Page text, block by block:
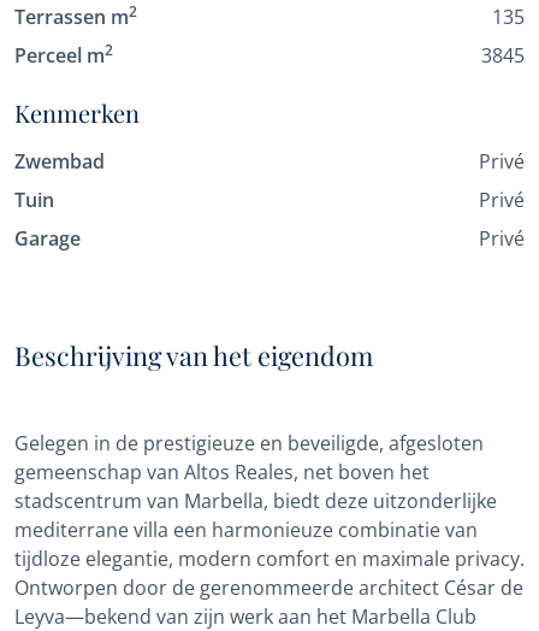
Terrassen m2
135
Perceel m2 3845
Kenmerken
Zwembad
Privé
Tuin
Privé
Garage
Privé
Beschrijving van het eigendom
Gelegen in de prestigieuze en beveiligde, afgesloten
gemeenschap van Altos Reales, net boven het
stadscentrum van Marbella, biedt deze uitzonderlijke
mediterrane villa een harmonieuze combinatie van
tijdloze elegantie, modern comfort en maximale privacy.
Ontworpen door de gerenommeerde architect César de
Leyva—bekend van zijn werk aan het Marbella Club